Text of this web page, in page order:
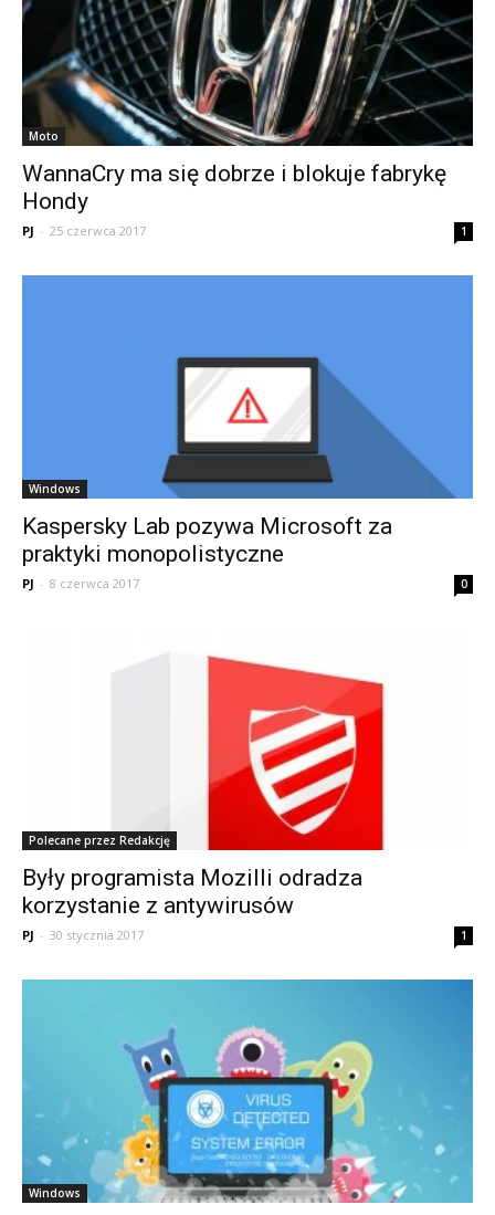
Moto
WannaCry ma się dobrze i blokuje fabrykę
Hondy
PJ - 25 czerwca 2017 1
Windows
Kaspersky Lab pozywa Microsoft za
praktyki monopolistyczne
PJ - 8 czerwca 2017 0
Polecane przez Redakcję
Były programista Mozilli odradza
korzystanie z antywirusów
PJ - 30 stycznia 2017 1
Windows